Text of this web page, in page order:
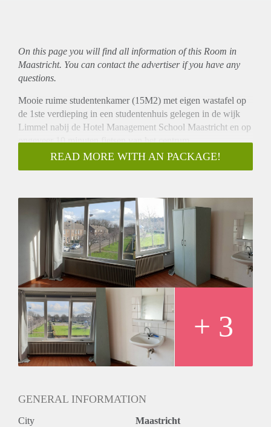
On this page you will find all information of this Room in
Maastricht. You can contact the advertiser if you have any
questions.
Mooie ruime studentenkamer (15M2) met eigen wastafel op
de 1ste verdieping in een studentenhuis gelegen in de wijk
Limmel nabij de Hotel Management School Maastricht en op
ongeveer 10 minuten fietsen van het centrum.
Het studentenhuis wordt gedeeld met 7 medebewoners. In dit
studentenhuis deel je 2 keukens, 2 douches, 2 toiletten en een
keuken, wasmachine en droger. Op de eerste verdieping is
een tweede badkamer en een separaat toilet. Tevens kan via
de eerste verdieping het grote gedeelde dakterras worden
bereikt. Op de tweede verdieping is een kleine keuken
aanwezig die slechts gedeeld wordt door de drie kamers
aldaar op de verdieping.
Momenteel zijn er 6 kamers beschikbaar, ideaal voor
meerdere bevriende studenten.
Voor €25 extra per maand kan de kamer ook gemeubileerd
worden gehuurd.
READ MORE WITH AN PACKAGE!
+ 3
GENERAL INFORMATION
City Maastricht